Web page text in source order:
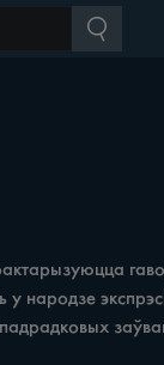
у народзе